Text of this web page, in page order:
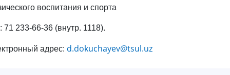
воспитания и спорта
71 233-66-36 (внутр. 1118).
адрес: d.dokuchayev@tsul.uz